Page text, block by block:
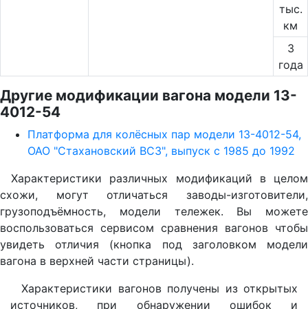
тыс.
км
3
года
Другие модификации вагона модели 13-
4012-54
Платформа для колёсных пар модели 13-4012-54,
ОАО "Стахановский ВСЗ", выпуск с 1985 до 1992
Характеристики различных модификаций в целом
схожи, могут отличаться заводы-изготовители,
грузоподъёмность, модели тележек. Вы можете
воспользоваться сервисом сравнения вагонов чтобы
увидеть отличия (кнопка под заголовком модели
вагона в верхней части страницы).
Характеристики вагонов получены из открытых
источников, при обнаружении ошибок и